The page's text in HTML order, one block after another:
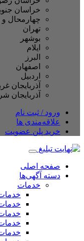
خراسان
چهارمحال و
تهران
بوشهر
ایلام
البرز
اصفهان
اردبیل
آذربایجان
آذربایجان
ورود / ثبت نام
علاقه‌مندی ها
خرید پلن عضویت
صفحه اصلی
دسته آگهی‌ها
خدمات